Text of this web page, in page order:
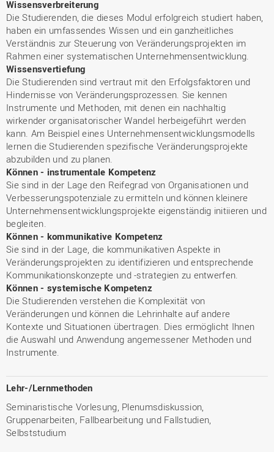
Wissensverbreiterung
Die Studierenden, die dieses Modul erfolgreich studiert haben,
haben ein umfassendes Wissen und ein ganzheitliches
Verständnis zur Steuerung von Veränderungsprojekten im
Rahmen einer systematischen Unternehmensentwicklung.
Wissensvertiefung
Die Studierenden sind vertraut mit den Erfolgsfaktoren und
Hindernisse von Veränderungsprozessen. Sie kennen
Instrumente und Methoden, mit denen ein nachhaltig
wirkender organisatorischer Wandel herbeigeführt werden
kann. Am Beispiel eines Unternehmensentwicklungsmodells
lernen die Studierenden spezifische Veränderungsprojekte
abzubilden und zu planen.
Können - instrumentale Kompetenz
Sie sind in der Lage den Reifegrad von Organisationen und
Verbesserungspotenziale zu ermitteln und können kleinere
Unternehmensentwicklungsprojekte eigenständig initiieren und
begleiten.
Können - kommunikative Kompetenz
Sie sind in der Lage, die kommunikativen Aspekte in
Veränderungsprojekten zu identifizieren und entsprechende
Kommunikationskonzepte und -strategien zu entwerfen.
Können - systemische Kompetenz
Die Studierenden verstehen die Komplexität von
Veränderungen und können die Lehrinhalte auf andere
Kontexte und Situationen übertragen. Dies ermöglicht Ihnen
die Auswahl und Anwendung angemessener Methoden und
Instrumente.
Lehr-/Lernmethoden
Seminaristische Vorlesung, Plenumsdiskussion,
Gruppenarbeiten, Fallbearbeitung und Fallstudien,
Selbststudium